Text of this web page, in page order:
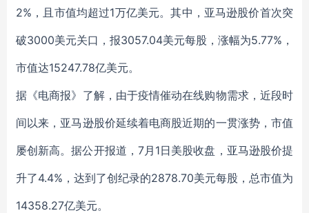
2%，且市值均超过1万亿美元。其中，亚马逊股价首次突
破3000美元关口，报3057.04美元每股，涨幅为5.77%，
市值达15247.78亿美元。
据《电商报》了解，由于疫情催动在线购物需求，近段时
间以来，亚马逊股价延续着电商股近期的一贯涨势，市值
屡创新高。据公开报道，7月1日美股收盘，亚马逊股价提
升了4.4%，达到了创纪录的2878.70美元每股，总市值为
14358.27亿美元。